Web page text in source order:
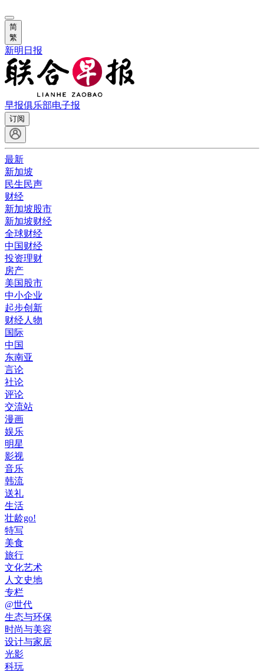
简
繁
新明日报
早报俱乐部电子报
订阅
最新
新加坡
民生民声
财经
新加坡股市
新加坡财经
全球财经
中国财经
投资理财
房产
美国股市
中小企业
起步创新
财经人物
国际
中国
东南亚
言论
社论
评论
交流站
漫画
娱乐
明星
影视
音乐
韩流
送礼
生活
壮龄go!
特写
美食
旅行
文化艺术
人文史地
专栏
@世代
生态与环保
时尚与美容
设计与家居
光影
科玩